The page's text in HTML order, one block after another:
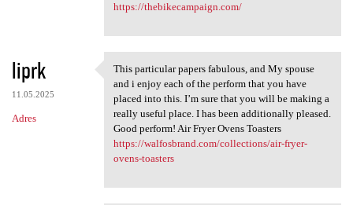
https://thebikecampaign.com/
liprk
11.05.2025
Adres
This particular papers
This particular papers fabulous, and My spouse
and i enjoy each of the perform that you have
placed into this. I’m sure that you will be making a
really useful place. I has been additionally pleased.
Good perform! Air Fryer Ovens Toasters
https://walfosbrand.com/collections/air-fryer-
ovens-toasters